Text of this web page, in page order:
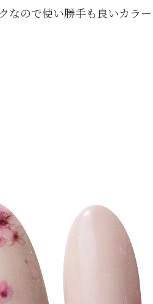
なので使い勝手も良いカラー